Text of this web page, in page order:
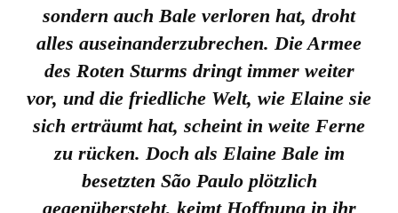
sondern auch Bale verloren hat, droht
alles auseinanderzubrechen. Die Armee
des Roten Sturms dringt immer weiter
vor, und die friedliche Welt, wie Elaine sie
sich erträumt hat, scheint in weite Ferne
zu rücken. Doch als Elaine Bale im
besetzten São Paulo plötzlich
gegenübersteht, keimt Hoffnung in ihr